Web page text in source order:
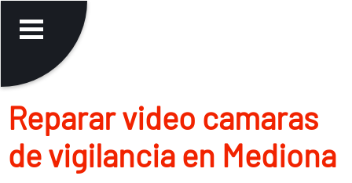
Reparar video camaras
de vigilancia en Mediona